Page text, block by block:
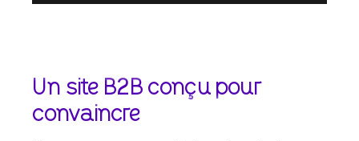
Un site B2B conçu pour
convaincre